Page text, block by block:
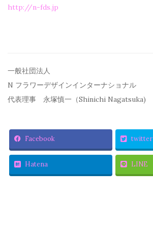
http://n-fds.jp
一般社団法人
N フラワーデザインインターナショナル
代表理事 永塚慎一（Shinichi Nagatsuka)
Facebook twitter
Hatena LINE